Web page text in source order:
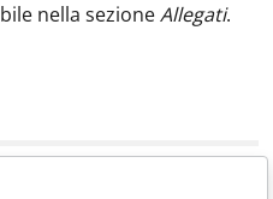
nella sezioneAllegati.